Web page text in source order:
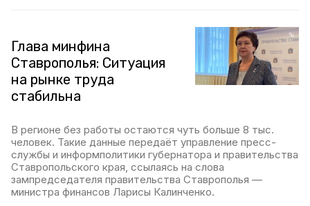
Глава минфина
Ставрополья: Ситуация
на рынке труда
стабильна
В регионе без работы остаются чуть больше 8 тыс.
человек. Такие данные передаёт управление пресс-
службы и информполитики губернатора и правительства
Ставропольского края, ссылаясь на слова
зампредседателя правительства Ставрополья —
министра финансов Ларисы Калинченко.